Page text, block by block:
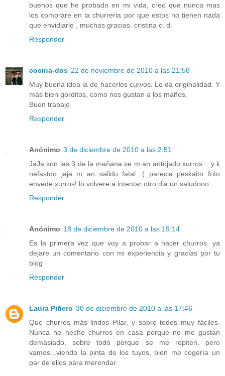
buenos que he probado en mi vida, creo que nunca mas
los comprare en la churreria por que estos no tienen nada
que envidiarle , muchas gracias. cristina c. d.
Responder
cocina-dos 22 de noviembre de 2010 a las 21:58
Muy buena idea la de hacerlos curvos. Le da originalidad. Y
más bien gorditos, como nos gustan a los maños.
Buen trabajo
Responder
Anónimo 3 de diciembre de 2010 a las 2:51
JaJa son las 3 de la mañana se m an antojado xurros... y k
nefastoo jaja m an salido fatal :( parecia peskaito frito
envede xurros! lo volvere a intentar otro dia un saludooo
Responder
Anónimo 18 de diciembre de 2010 a las 19:14
Es la primera vez que voy a probar a hacer churros, ya
dejare un comentario con mi experiencia y gracias por tu
blog
Responder
Laura Piñero 30 de diciembre de 2010 a las 17:46
Que churros más lindos Pilar, y sobre todos muy fáciles.
Nunca he hecho churros en casa porque no me gustan
demasiado, sobre todo porque se me repiten, pero
vamos...viendo la pinta de los tuyos, bien me cogería un
par de ellos para merendar.